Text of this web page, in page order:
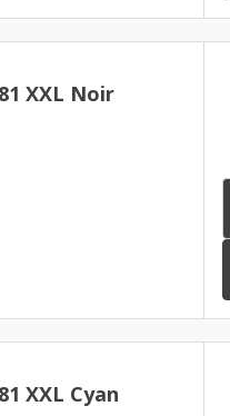
XXL Noir
XXL Cyan